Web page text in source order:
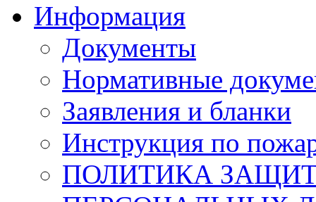
Информация
Документы
Нормативные
Заявления и бланки
Инструкция по
ПОЛИТИКА